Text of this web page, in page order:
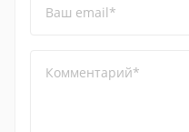
Ваш email*
Комментарий*